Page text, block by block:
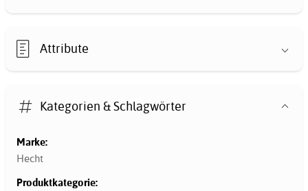
Attribute
Kategorien & Schlagwörter
Marke:
Hecht
Produktkategorie: